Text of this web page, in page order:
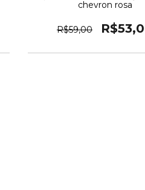
chevron rosa
R$59,00